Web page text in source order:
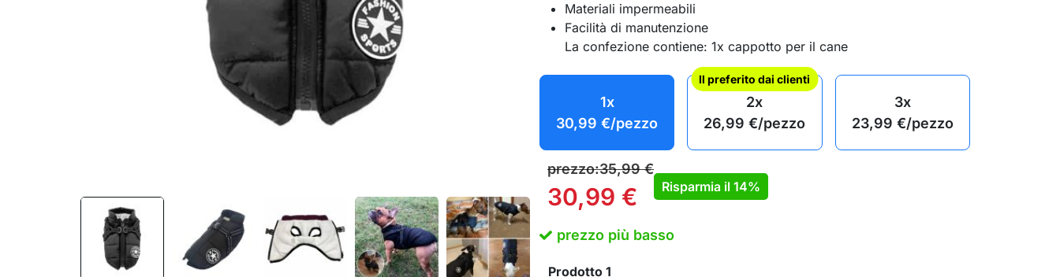
Materiali impermeabili
Facilità di manutenzione
La confezione contiene: 1x cappotto per il cane
1x
30,99€/pezzo
Il preferito dai clienti
2x
26,99€/pezzo
3x
23,99 €/pezzo
prezzo:35,99€
30,99 € Risparmia il 14%
prezzo più basso
Prodotto1